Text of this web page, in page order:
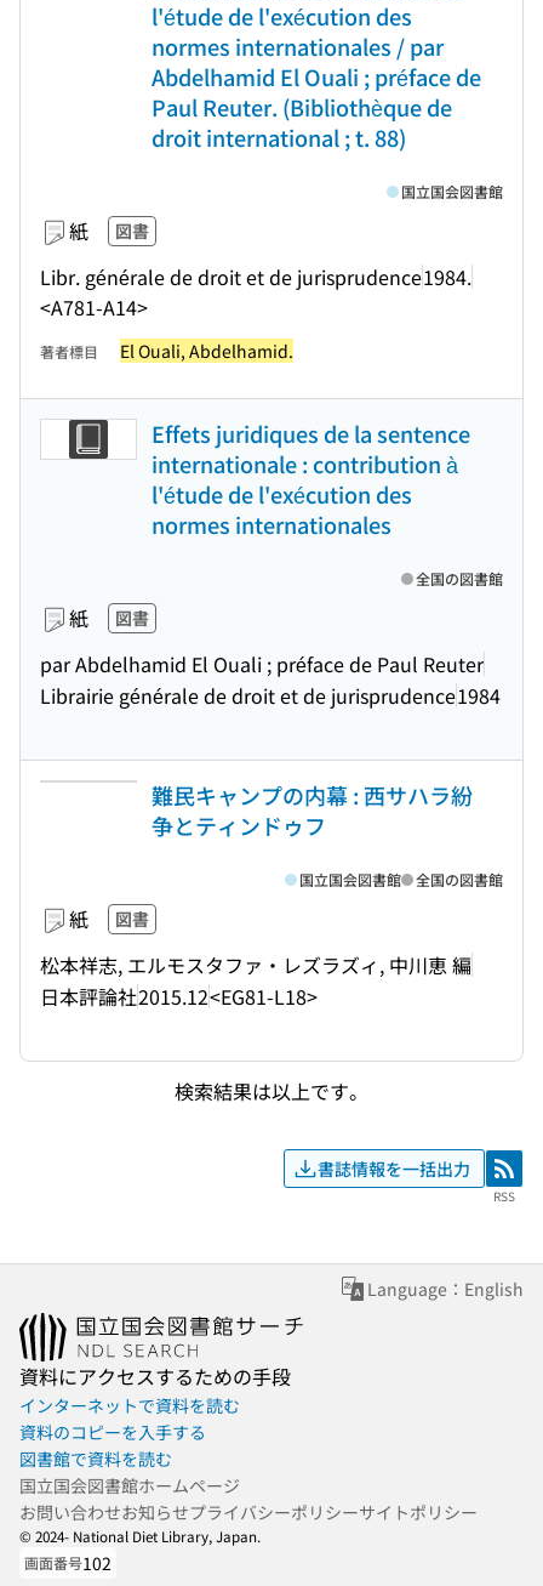
l'étude de l'exécution des
normes internationales / par
Abdelhamid El Ouali ; préface de
Paul Reuter. (Bibliothèque de
droit international ; t. 88)
紙 図書
Libr. générale de droit et de jurisprudence1984.
<A781-A14>
国立国会図書館
著者標目 El Ouali, Abdelhamid.
Effets juridiques de la sentence
internationale : contribution à
l'étude de l'exécution des
normes internationales
紙 図書
par Abdelhamid El Ouali ; préface de Paul Reuter
Librairie générale de droit et de jurisprudence1984
全国の図書館
難民キャンプの内幕 : 西サハラ紛
争とティンドゥフ
紙 図書
松本祥志, エルモスタファ・レズラズィ, 中川恵 編
日本評論社2015.12<EG81-L18>
国立国会図書館 全国の図書館
検索結果は以上です。
書誌情報を一括出力 RSS
RSS
Language：English
資料にアクセスするための手段
インターネットで資料を読む
資料のコピーを入手する
図書館で資料を読む
国立国会図書館ホームページ
お問い合わせお知らせプライバシーポリシーサイトポリシー
© 2024- National Diet Library, Japan.
画面番号102